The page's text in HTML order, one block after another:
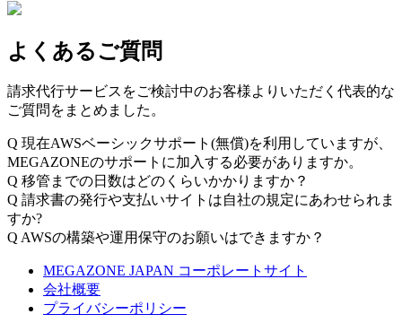
よくあるご質問
請求代行サービスをご検討中のお客様よりいただく代表的な
ご質問をまとめました。
Q 現在AWSベーシックサポート(無償)を利用していますが、
MEGAZONEのサポートに加入する必要がありますか。
Q 移管までの日数はどのくらいかかりますか？
Q 請求書の発行や支払いサイトは自社の規定にあわせられま
すか?
Q AWSの構築や運用保守のお願いはできますか？
MEGAZONE JAPAN コーポレートサイト
会社概要
プライバシーポリシー